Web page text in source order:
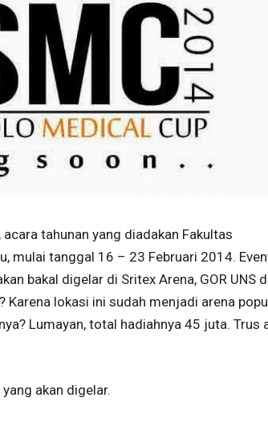
tahunan yang diadakan Fakultas
mulai tanggal 16 – 23 Februari 2014.
bakal digelar di Sritex Arena, GOR UNS
Karena lokasi ini sudah menjadi arena
Lumayan, total hadiahnya 45 juta. Trus
akan digelar.